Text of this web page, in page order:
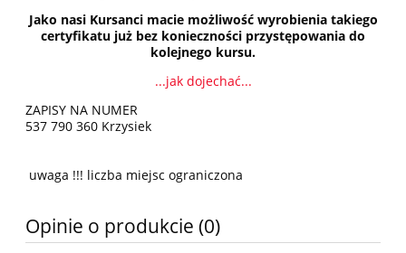
Jako nasi Kursanci macie możliwość wyrobienia takiego
certyfikatu już bez konieczności przystępowania do
kolejnego kursu.
...jak dojechać...
ZAPISY NA NUMER
537 790 360 Krzysiek
uwaga !!! liczba miejsc ograniczona
Opinie o produkcie (0)